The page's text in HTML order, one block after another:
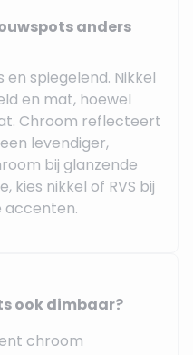
anders
spiegelend. Nikkel
en mat, hoewel
Chroom reflecteert
levendiger,
bij glanzende
kies nikkel of RVS bij
ook dimbaar?
chroom